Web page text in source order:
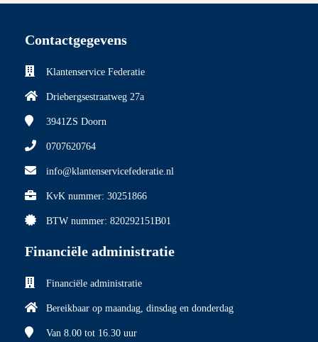
Contactgegevens
Klantenservice Federatie
Driebergsestraatweg 27a
3941ZS Doorn
0707620764
info@klantenservicefederatie.nl
KvK nummer: 30251866
BTW nummer: 820292151B01
Financiële administratie
Financiële administratie
Bereikbaar op maandag, dinsdag en donderdag
Van 8.00 tot 16.30 uur